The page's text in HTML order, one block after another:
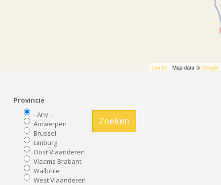
Leaflet | Map data ©Google
Provincie
- Any -
Antwerpen
Brussel
Limburg
Oost Vlaanderen
Vlaams Brabant
Wallonie
West Vlaanderen
Zoeken